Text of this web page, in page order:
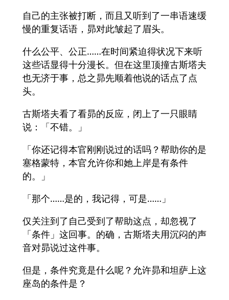
自己的主张被打断，而且又听到了一串语速缓
慢的重复话语，昴对此皱起了眉头。
什么公平、公正……在时间紧迫得状况下来听
这些话显得十分漫长。但在这里顶撞古斯塔夫
也无济于事，总之昴先顺着他说的话点了点
头。
古斯塔夫看了看昴的反应，闭上了一只眼睛
说：「不错。」
「你还记得本官刚刚说过的话吗？帮助你的是
塞格蒙特，本官允许你和她上岸是有条件
的。」
「那个……是的，我记得，可是……」
仅关注到了自己受到了帮助这点，却忽视了
「条件」这回事。的确，古斯塔夫用沉闷的声
音对昴说过这件事。
但是，条件究竟是什么呢？允许昴和坦萨上这
座岛的条件是？